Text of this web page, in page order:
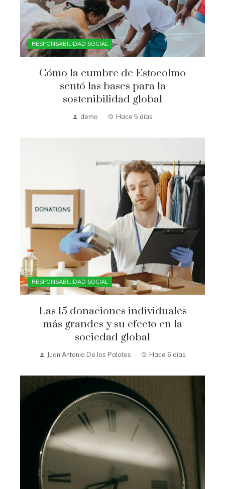
RESPONSABILIDAD SOCIAL
Cómo la cumbre de Estocolmo
sentó las bases para la
sostenibilidad global
demo Hace 5 días
RESPONSABILIDAD SOCIAL
Las 15 donaciones individuales
más grandes y su efecto en la
sociedad global
Juan Antonio De los Palotes Hace 6 días